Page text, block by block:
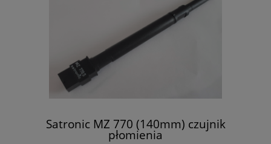
Satronic MZ 770 (140mm) czujnik
płomienia